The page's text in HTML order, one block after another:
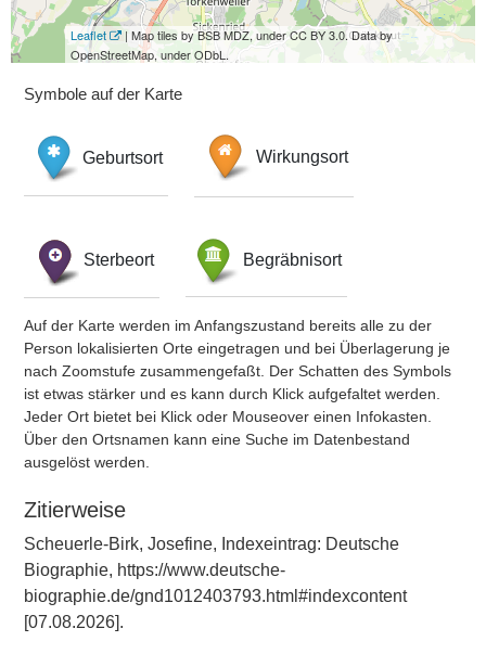
Leaflet
| Map tiles by BSB MDZ, under CC BY 3.0. Data by
OpenStreetMap, under ODbL.
Symbole auf der Karte
Geburtsort Wirkungsort
Sterbeort Begräbnisort
Auf der Karte werden im Anfangszustand bereits alle zu der
Person lokalisierten Orte eingetragen und bei Überlagerung je
nach Zoomstufe zusammengefaßt. Der Schatten des Symbols
ist etwas stärker und es kann durch Klick aufgefaltet werden.
Jeder Ort bietet bei Klick oder Mouseover einen Infokasten.
Über den Ortsnamen kann eine Suche im Datenbestand
ausgelöst werden.
Zitierweise
Scheuerle-Birk, Josefine, Indexeintrag: Deutsche
Biographie, https://www.deutsche-
biographie.de/gnd1012403793.html#indexcontent
[07.08.2026].